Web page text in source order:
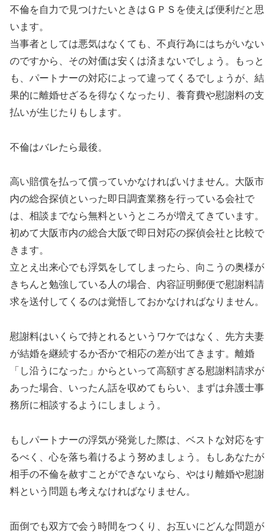
不倫を自力で見つけたいときはＧＰＳを使えば便利だと思
います。
当事者としては悪気はなくても、不貞行為にはちがいない
のですから、その対価は安くは済まないでしょう。もっと
も、パートナーの対応によって違ってくるでしょうが、結
果的に離婚せざるを得なくなったり、養育費や慰謝料の支
払いが生じたりもします。
不倫はバレたら最後。
高い賠償を払って償っていかなければいけません。大阪市
内の総合探偵といった即日調査業務を行っている会社で
は、相談までなら無料というところが増えてきています。
初めて大阪市内の総合大阪で即日対応の探偵会社と比較で
きます。
立とえ出来心でも浮気をしてしまったら、向こうの奥様が
きちんと勉強している人の場合、内容証明郵便で慰謝料請
求を送付してくるのは覚悟しておかなければなりません。
慰謝料はいくらで持とれるというワケではなく、先方夫妻
が結婚を継続するか否かで相応の差が出てきます。離婚
「し沿うになった」からといって高額すぎる慰謝料請求が
あった場合、いったん話を収めてもらい、まずは弁護士事
務所に相談するようにしましょう。
もしパートナーの浮気が発覚した際は、ベストな対応をす
るべく、心を落ち着けるよう努めましょう。もしあなたが
相手の不倫を赦すことができないなら、やはり離婚や慰謝
料という問題も考えなければなりません。
面倒でも双方で会う時間をつくり、お互いにどんな問題が